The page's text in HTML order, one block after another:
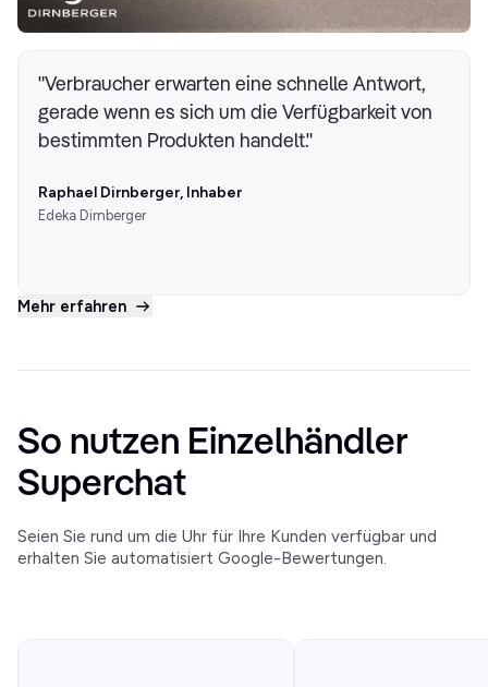
"Verbraucher erwarten eine schnelle Antwort,
gerade wenn es sich um die Verfügbarkeit von
bestimmten Produkten handelt."
Raphael Dirnberger, Inhaber
Edeka Dirnberger
Mehr erfahren
So nutzen Einzelhändler
Superchat
Seien Sie rund um die Uhr für Ihre Kunden verfügbar und
erhalten Sie automatisiert Google-Bewertungen.